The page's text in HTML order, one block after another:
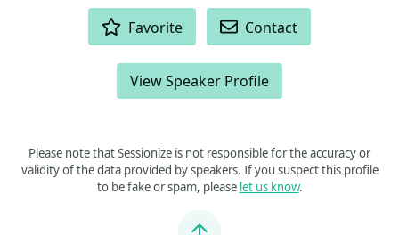
Favorite Contact
View Speaker Profile
Please note that Sessionize is not responsible for the accuracy or
validity of the data provided by speakers. If you suspect this profile
to be fake or spam, please let us know.